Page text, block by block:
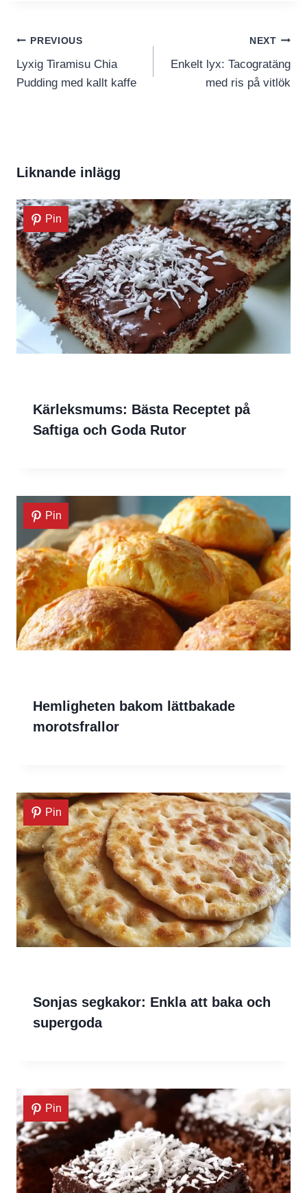
Inläggsnavigering
PREVIOUS
Lyxig Tiramisu Chia
Pudding med kallt kaffe
NEXT
Enkelt lyx: Tacogratäng
med ris på vitlök
Liknande inlägg
Pin
Kärleksmums: Bästa Receptet på
Saftiga och Goda Rutor
Pin
Hemligheten bakom lättbakade
morotsfrallor
Pin
Sonjas segkakor: Enkla att baka och
supergoda
Pin